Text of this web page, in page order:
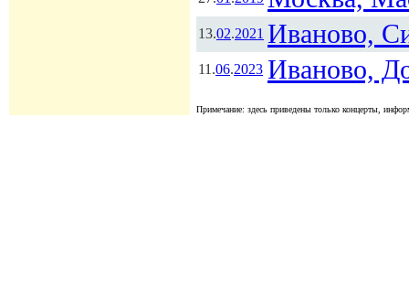
13.02.2021 Иваново,
11.06.2023 Иваново,
Примечание: здесь приведены только концерты,